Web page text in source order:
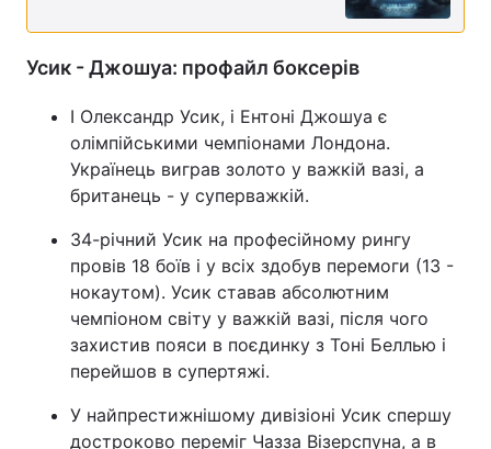
Усик - Джошуа: профайл боксерів
І Олександр Усик, і Ентоні Джошуа є
олімпійськими чемпіонами Лондона.
Українець виграв золото у важкій вазі, а
британець - у суперважкій.
34-річний Усик на професійному рингу
провів 18 боїв і у всіх здобув перемоги (13 -
нокаутом). Усик ставав абсолютним
чемпіоном світу у важкій вазі, після чого
захистив пояси в поєдинку з Тоні Беллью і
перейшов в супертяжі.
У найпрестижнішому дивізіоні Усик спершу
достроково переміг Чазза Візерспуна, а в